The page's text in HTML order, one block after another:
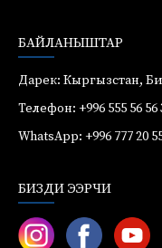
БАЙЛАНЫШТАР
Дарек: Кыргызстан,
Телефон: +996 555 56 56
WhatsApp: +996 777 20
БИЗДИ ЭЭРЧИ